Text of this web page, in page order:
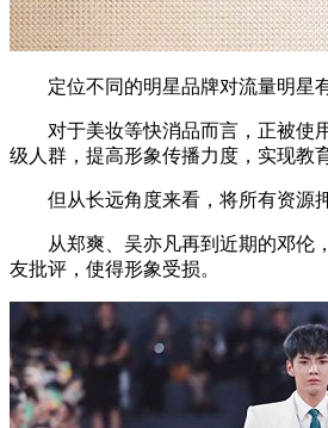
定位不同的明星品牌对流量明星有
对于美妆等快消品而言，正被使用
级人群，提高形象传播力度，实现教
但从长远角度来看，将所有资源押
从郑爽、吴亦凡再到近期的邓伦，
友批评，使得形象受损。